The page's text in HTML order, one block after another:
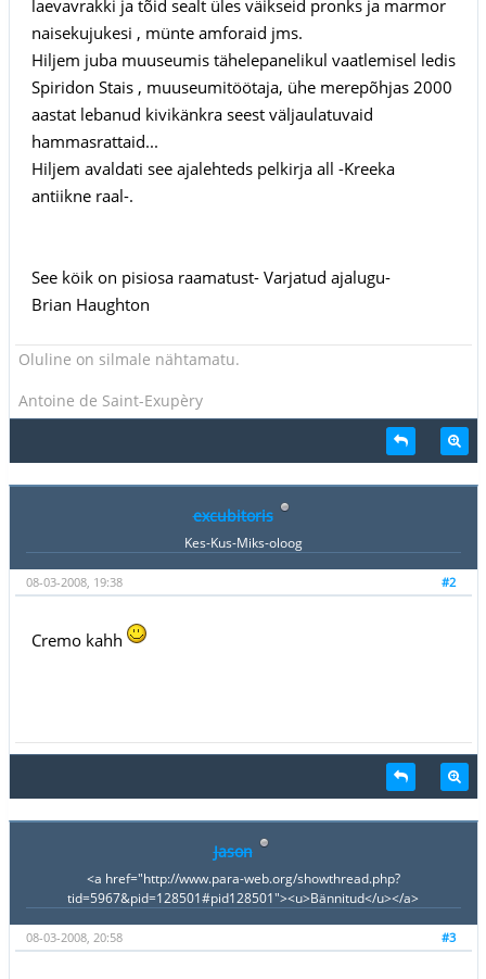
laevavrakki ja tõid sealt üles väikseid pronks ja marmor
naisekujukesi , münte amforaid jms.
Hiljem juba muuseumis tähelepanelikul vaatlemisel ledis
Spiridon Stais , muuseumitöötaja, ühe merepõhjas 2000
aastat lebanud kivikänkra seest väljaulatuvaid
hammasrattaid...
Hiljem avaldati see ajalehteds pelkirja all -Kreeka
antiikne raal-.
See köik on pisiosa raamatust- Varjatud ajalugu-
Brian Haughton
Oluline on silmale nähtamatu.
Antoine de Saint-Exupèry
excubitoris
Kes-Kus-Miks-oloog
#2
08-03-2008, 19:38
Cremo kahh
Jason
<a href="http://www.para-web.org/showthread.php?
tid=5967&pid=128501#pid128501"><u>Bännitud</u></a>
#3
08-03-2008, 20:58